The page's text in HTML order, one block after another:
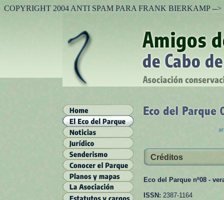
COPYRIGHT 2004 ANTI SPAM PARA FRANK BIERKAMP -->
Créditos
Eco del Parque nº08 -
ISSN: 2387-1164